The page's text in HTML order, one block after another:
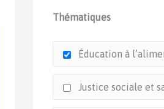
Thématiques
Éducation à
Justice sociale et